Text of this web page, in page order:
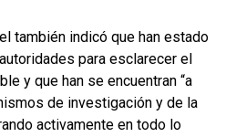
también indicó que han estado
para esclarecer el
y que han se encuentran “a
de investigación y de la
activamente en todo lo